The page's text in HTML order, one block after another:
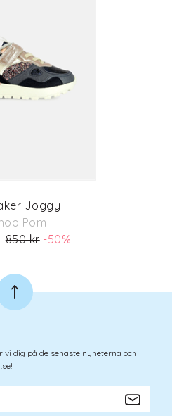
Joggy
Pom
850 kr-50%
dig på de senaste nyheterna och